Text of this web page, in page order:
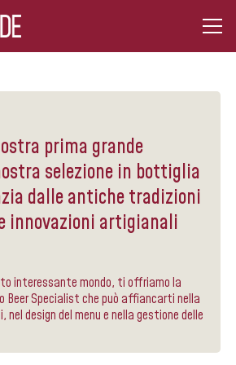
prima grande
selezione in bottiglia
dalle antiche tradizioni
innovazioni artigianali
interessante mondo, ti offriamo la
Beer Specialist che può affiancarti nella
nel design del menu e nella gestione delle